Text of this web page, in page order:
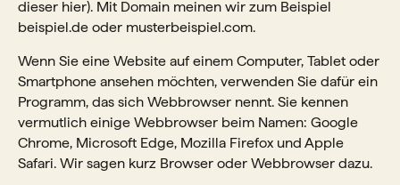
dieser hier). Mit Domain meinen wir zum Beispiel
beispiel.de oder musterbeispiel.com.
Wenn Sie eine Website auf einem Computer, Tablet oder
Smartphone ansehen möchten, verwenden Sie dafür ein
Programm, das sich Webbrowser nennt. Sie kennen
vermutlich einige Webbrowser beim Namen: Google
Chrome, Microsoft Edge, Mozilla Firefox und Apple
Safari. Wir sagen kurz Browser oder Webbrowser dazu.